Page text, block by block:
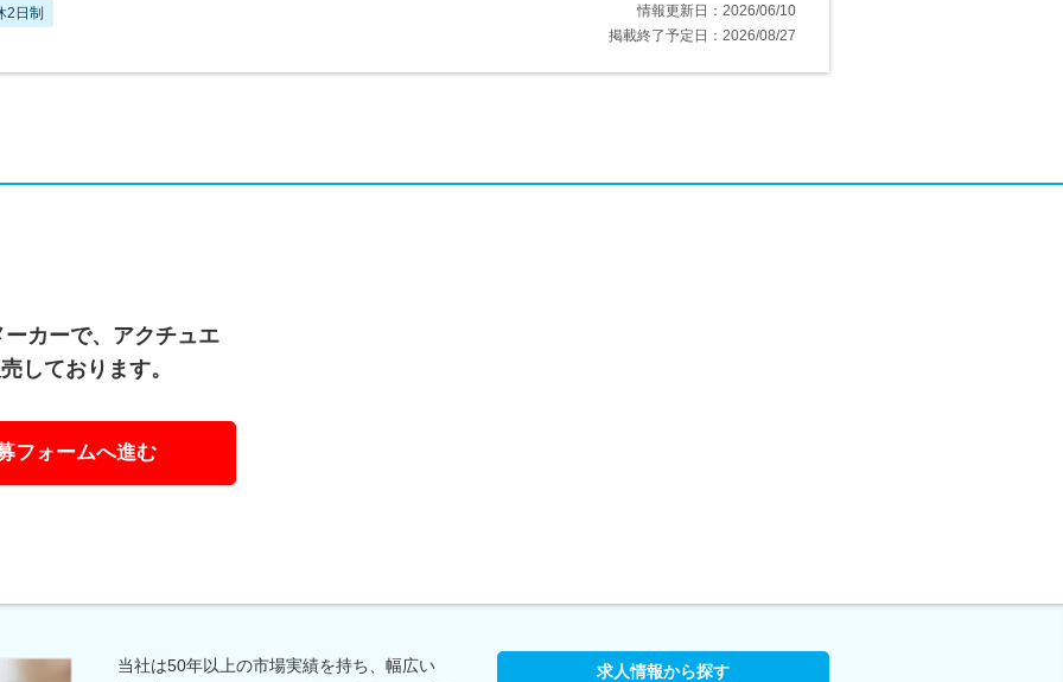
2日制
情報更新日：2026/06/10
掲載終了予定日：2026/08/27
カーで、アクチュエ
しております。
フォームへ進む
当社は50年以上の市場実績を持ち、幅広い
求人情報から探す